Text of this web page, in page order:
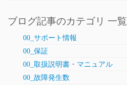
ブログ記事のカテゴリ 一覧
00_サポート情報
00_保証
00_取扱説明書・マニュアル
00_故障発生数